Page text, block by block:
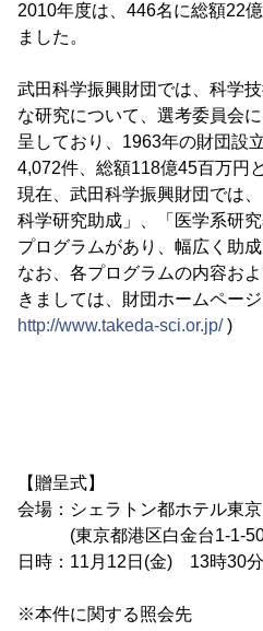
2010年度は、446名に総額22
ました。
武田科学振興財団では、科学
な研究について、選考委員会
呈しており、1963年の財団設
4,072件、総額118億45百万円
現在、武田科学振興財団では
科学研究助成」、「医学系研
プログラムがあり、幅広く助
なお、各プログラムの内容お
きましては、財団ホームペー
http://www.takeda-sci.or.jp/)
以
【贈呈式】
会場：シェラトン都ホテル東
(東京都港区白金台1-1-
日時：11月12日(金) 13時30
※本件に関する照会先